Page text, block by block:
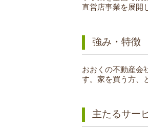
直営店事業を展開
強み・特徴
おおくの不動産会
す。家を買う方、
主たるサー